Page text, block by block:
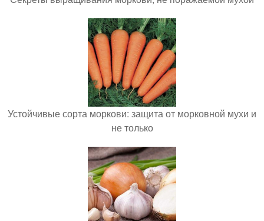
Устойчивые сорта моркови: защита от морковной мухи и
не только